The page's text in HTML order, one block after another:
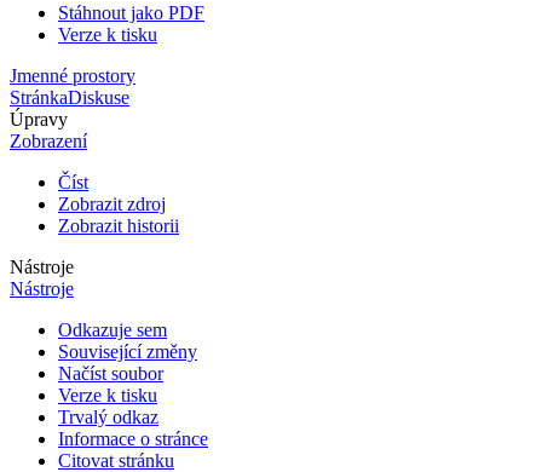
Stáhnout jako PDF
Verze k tisku
Jmenné prostory
StránkaDiskuse
Úpravy
Zobrazení
Číst
Zobrazit zdroj
Zobrazit historii
Nástroje
Nástroje
Odkazuje sem
Související změny
Načíst soubor
Verze k tisku
Trvalý odkaz
Informace o stránce
Citovat stránku